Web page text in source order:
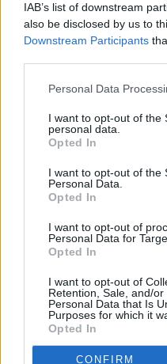
IAB’s list of downstream
also be disclosed by us to
Downstream Participants
Personal Data
I want to opt-out of the
personal data.
Opted In
I want to opt-out of the
Personal Data.
Opted In
I want to opt-out of
Personal Data for
Opted In
I want to opt-out of
Retention, Sale, and/
Personal Data that Is
Purposes for which it
Opted In
CONFIRM
Το ποσοστό της
blocks που επέτυχαν τα
το 80,4% ποσοστό που